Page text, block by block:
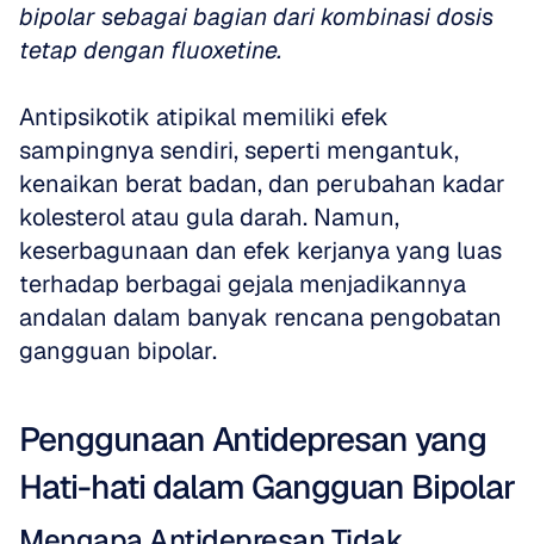
bipolar sebagai bagian dari kombinasi dosis
tetap dengan fluoxetine.
Antipsikotik atipikal memiliki efek
sampingnya sendiri, seperti mengantuk,
kenaikan berat badan, dan perubahan kadar
kolesterol atau gula darah. Namun,
keserbagunaan dan efek kerjanya yang luas
terhadap berbagai gejala menjadikannya
andalan dalam banyak rencana pengobatan
gangguan bipolar.
Penggunaan Antidepresan yang
Hati-hati dalam Gangguan Bipolar